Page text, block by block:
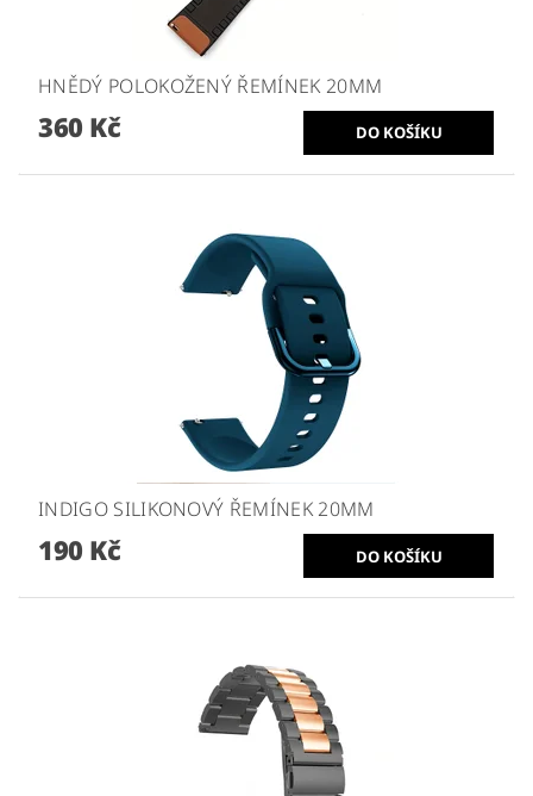
HNĚDÝ POLOKOŽENÝ ŘEMÍNEK 20MM
360 Kč
INDIGO SILIKONOVÝ ŘEMÍNEK 20MM
190 Kč